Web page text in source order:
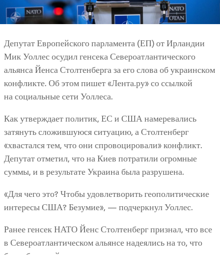
Депутат Европейского парламента (ЕП) от Ирландии
Мик Уоллес осудил генсека Североатлантического
альянса Йенса Столтенберга за его слова об украинском
конфликте. Об этом пишет «Лента.ру» со ссылкой
на социальные сети Уоллеса.
Как утверждает политик, ЕС и США намеревались
затянуть сложившуюся ситуацию, а Столтенберг
«хвастался тем, что они спровоцировали» конфликт.
Депутат отметил, что на Киев потратили огромные
суммы, и в результате Украина была разрушена.
«Для чего это? Чтобы удовлетворить геополитические
интересы США? Безумие», — подчеркнул Уоллес.
Ранее генсек НАТО Йенс Столтенберг признал, что все
в Североатлантическом альянсе надеялись на то, что